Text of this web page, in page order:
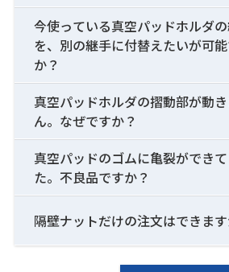
今使っている真空パッドホルダ
を、別の継手に付替えたいが可
か？
真空パッドホルダの摺動部が動
ん。なぜですか？
真空パッドのゴムに亀裂ができ
た。不良品ですか？
隔壁ナットだけの注文はできます